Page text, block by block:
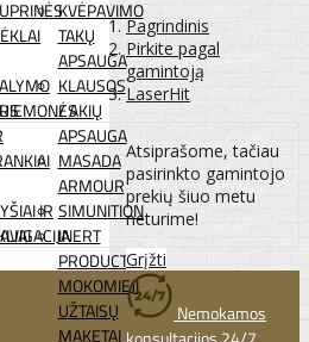
KVĖPAVIMO
TAKŲ
APSAUGA
KLAUSOS
/ AKIŲ
APSAUGA
MASADA
ARMOUR
IR SIMUNITION
INERT
PRODUCTS
MOKOMIEJI
UŽTAISŲ
MAKETAI
Pagrindinis
Pirkite pagal
gamintoją
LaserHit
Atsiprašome, tačiau
pasirinkto gamintojo
prekių šiuo metu
neturime!
Grįžti
Nemokamos